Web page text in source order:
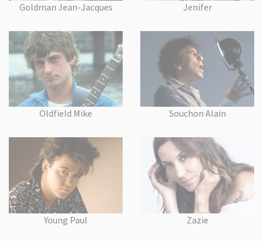
Goldman Jean-Jacques Jenifer
Oldfield Mike Souchon Alain
Young Paul Zazie